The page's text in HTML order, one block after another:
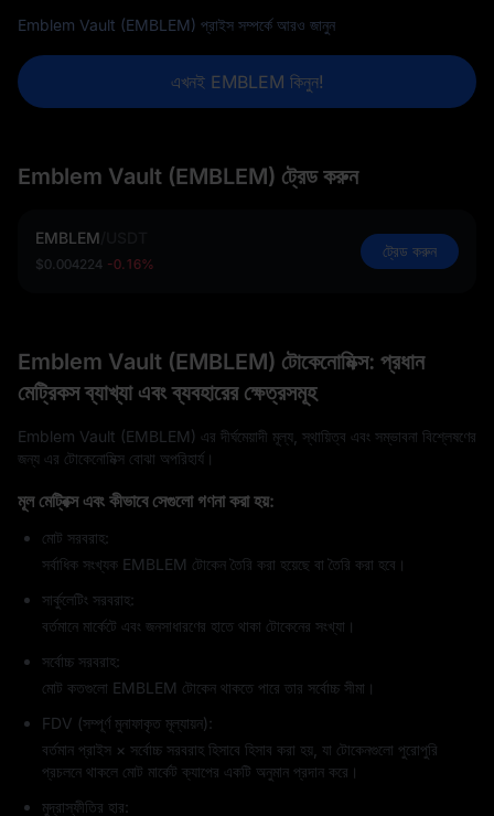
Emblem Vault (EMBLEM) প্রাইস সম্পর্কে আরও জানুন
এখনই EMBLEM কিনুন!
Emblem Vault (EMBLEM) ট্রেড করুন
EMBLEM
$0.004224 -0.16%
ট্রেড করুন
Emblem Vault (EMBLEM) টোকেনোমিক্স: প্রধান
মেট্রিকস ব্যাখ্যা এবং ব্যবহারের ক্ষেত্রসমূহ
Emblem Vault (EMBLEM) এর দীর্ঘমেয়াদী মূল্য, স্থায়িত্ব এবং সম্ভাবনা বিশ্লেষণের
জন্য এর টোকেনোমিক্স বোঝা অপরিহার্য।
মূল মেট্রিক্স এবং কীভাবে সেগুলো গণনা করা হয়:
মোট সরবরাহ:
সর্বাধিক সংখ্যক EMBLEM টোকেন তৈরি করা হয়েছে বা তৈরি করা হবে।
সার্কুলেটিং সরবরাহ:
বর্তমানে মার্কেটে এবং জনসাধারণের হাতে থাকা টোকেনের সংখ্যা।
সর্বোচ্চ সরবরাহ:
মোট কতগুলো EMBLEM টোকেন থাকতে পারে তার সর্বোচ্চ সীমা।
FDV (সম্পূর্ণ মুনাফাকৃত মূল্যায়ন):
বর্তমান প্রাইস × সর্বোচ্চ সরবরাহ হিসাবে হিসাব করা হয়, যা টোকেনগুলো পুরোপুরি
প্রচলনে থাকলে মোট মার্কেট ক্যাপের একটি অনুমান প্রদান করে।
মুদ্রাস্ফীতির হার: